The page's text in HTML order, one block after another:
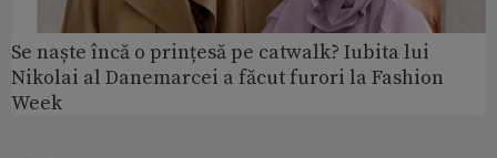
Se naște încă o prințesă pe catwalk? Iubita lui
Nikolai al Danemarcei a făcut furori la Fashion
Week